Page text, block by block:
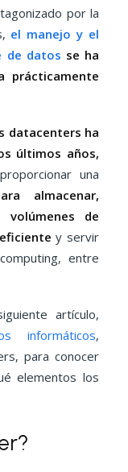
por la
el manejo y el
de datos se ha
prácticamente
datacenters ha
últimos años,
una
almacenar,
volúmenes de
y servir
entre
artículo,
informáticos,
para conocer
elementos los